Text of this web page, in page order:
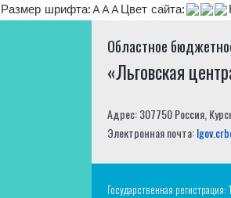
Размер шрифта:AAAЦвет сайта:
Областное
«Льговская
Адрес: 307750 Россия,
Электронная почта:
Государственная